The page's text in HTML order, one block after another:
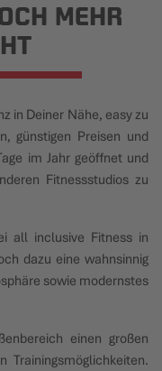
MEHR
in Deiner Nähe, easy zu
günstigen Preisen und
im Jahr geöffnet und
Fitnessstudios zu
all inclusive Fitness in
dazu eine wahnsinnig
sowie modernstes
einen großen
Trainingsmöglichkeiten.